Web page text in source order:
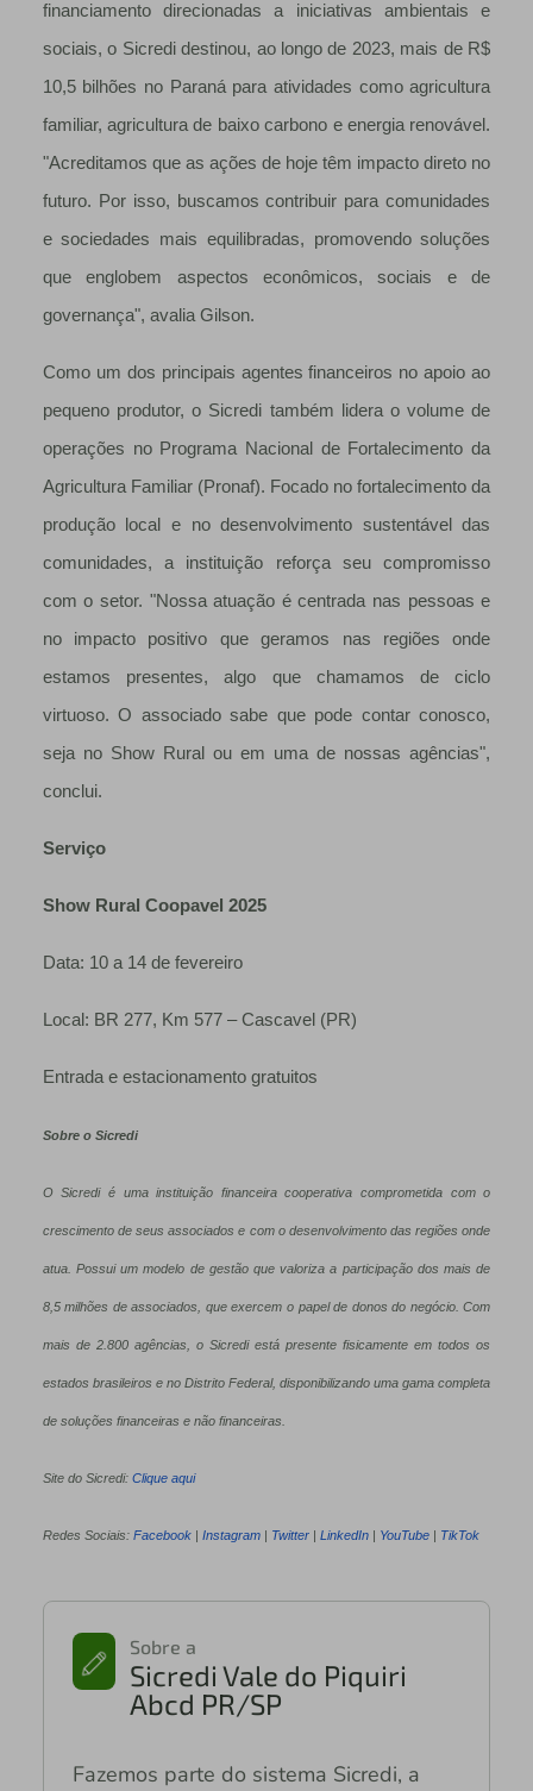
financiamento direcionadas a iniciativas ambientais e
sociais, o Sicredi destinou, ao longo de 2023, mais de R$
10,5 bilhões no Paraná para atividades como agricultura
familiar, agricultura de baixo carbono e energia renovável.
"Acreditamos que as ações de hoje têm impacto direto no
futuro. Por isso, buscamos contribuir para comunidades
e sociedades mais equilibradas, promovendo soluções
que englobem aspectos econômicos, sociais e de
governança", avalia Gilson.
Como um dos principais agentes financeiros no apoio ao
pequeno produtor, o Sicredi também lidera o volume de
operações no Programa Nacional de Fortalecimento da
Agricultura Familiar (Pronaf). Focado no fortalecimento da
produção local e no desenvolvimento sustentável das
comunidades, a instituição reforça seu compromisso
com o setor. "Nossa atuação é centrada nas pessoas e
no impacto positivo que geramos nas regiões onde
estamos presentes, algo que chamamos de ciclo
virtuoso. O associado sabe que pode contar conosco,
seja no Show Rural ou em uma de nossas agências",
conclui.
Serviço
Show Rural Coopavel 2025
Data: 10 a 14 de fevereiro
Local: BR 277, Km 577 – Cascavel (PR)
Entrada e estacionamento gratuitos
Sobre o Sicredi
O Sicredi é uma instituição financeira cooperativa comprometida com o
crescimento de seus associados e com o desenvolvimento das regiões onde
atua. Possui um modelo de gestão que valoriza a participação dos mais de
8,5 milhões de associados, que exercem o papel de donos do negócio. Com
mais de 2.800 agências, o Sicredi está presente fisicamente em todos os
estados brasileiros e no Distrito Federal, disponibilizando uma gama completa
de soluções financeiras e não financeiras.
Site do Sicredi: Clique aqui
Redes Sociais: Facebook| Instagram| Twitter| LinkedIn| YouTube| TikTok
Sobre a
Sicredi Vale do Piquiri
Abcd PR/SP
Fazemos parte do sistema Sicredi, a